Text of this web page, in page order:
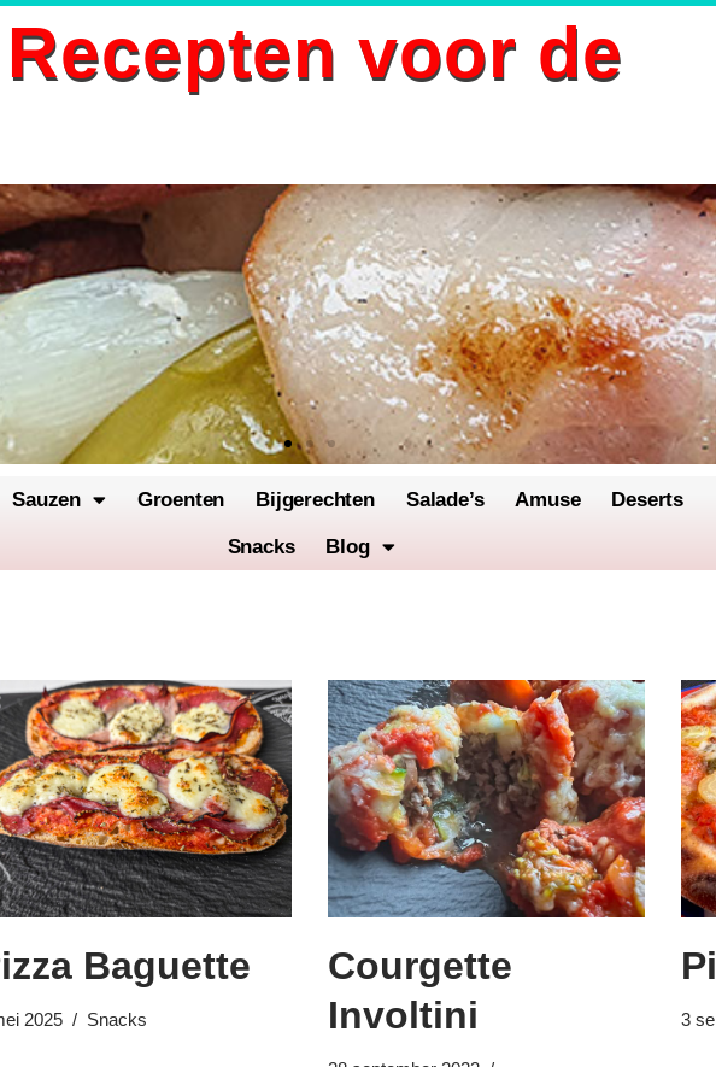
voor de
Sauzen Groenten Bijgerechten Salade’s Amuse Deserts
Snacks Blog
Baguette
2025 Snacks
Courgette
Involtini
3